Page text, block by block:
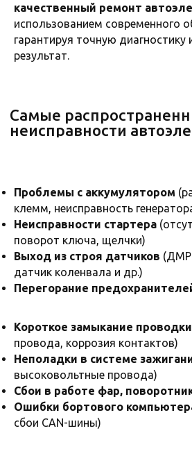
качественный ремонт
использованием современного
гарантируя точную диагностику
результат.
Проблемы с аккумулятором
клемм, неисправность
Неисправности стартера
поворот ключа, щелчки)
Выход из строя датчиков
датчик коленвала и др.)
Перегорание
Короткое замыкание проводки
провода, коррозия контактов)
Неполадки в системе
высоковольтные провода)
Сбои в работе фар,
Ошибки бортового
сбои CAN-шины)
популярных марок автомобилей